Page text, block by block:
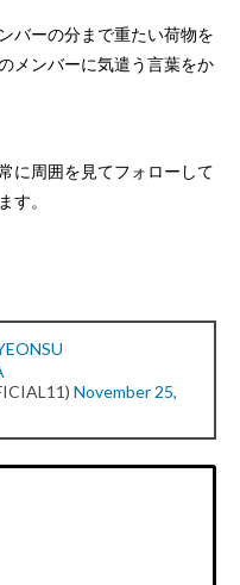
バーの分まで重たい荷物を
メンバーに気遣う言葉をか
に周囲を見てフォローして
す。
November 25,